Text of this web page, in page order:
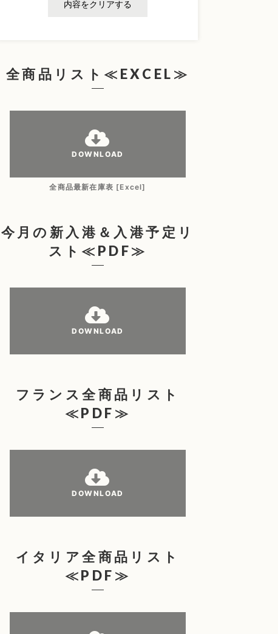
内容をクリアする
全商品リスト≪EXCEL≫
DOWNLOAD
全商品最新在庫表 [Excel]
今月の新入港＆入港予定リ
スト≪PDF≫
DOWNLOAD
フランス全商品リスト
≪PDF≫
DOWNLOAD
イタリア全商品リスト
≪PDF≫